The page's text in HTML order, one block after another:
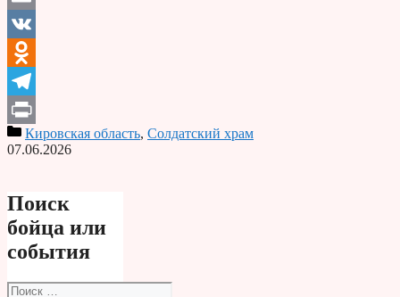
Email
VK
Odnoklassniki
Telegram
PrintКировская область, Солдатский храм
07.06.2026
Поиск
бойца или
события
Поиск: